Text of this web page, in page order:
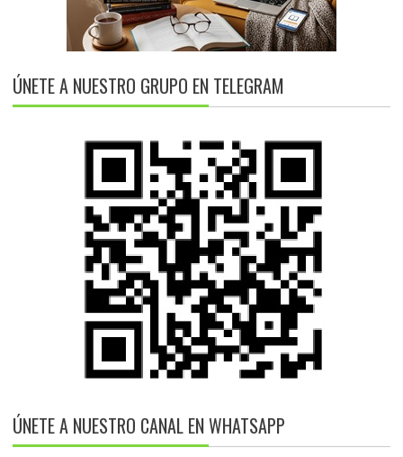
ÚNETE A NUESTRO GRUPO EN TELEGRAM
ÚNETE A NUESTRO CANAL EN WHATSAPP